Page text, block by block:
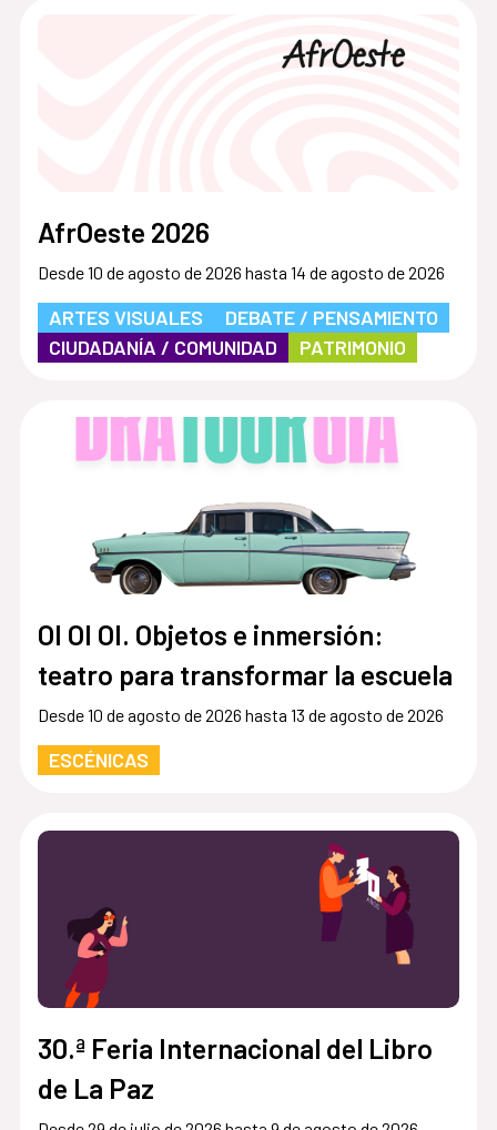
AfrOeste 2026
Desde 10 de agosto de 2026 hasta 14 de agosto de 2026
ARTES VISUALES
DEBATE / PENSAMIENTO
CIUDADANÍA / COMUNIDAD
PATRIMONIO
OI OI OI. Objetos e inmersión:
teatro para transformar la escuela
Desde 10 de agosto de 2026 hasta 13 de agosto de 2026
ESCÉNICAS
30.ª Feria Internacional del Libro
de La Paz